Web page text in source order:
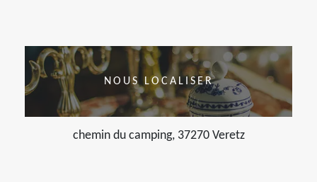
NOUS LOCALISER
chemin du camping, 37270 Veretz